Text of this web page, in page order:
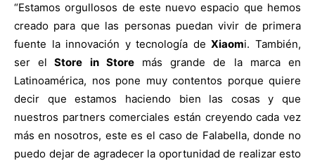
“Estamos orgullosos de este nuevo espacio que hemos
creado para que las personas puedan vivir de primera
fuente la innovación y tecnología deXiaomi. También,
ser el Store in Storemás grande de la marca en
Latinoamérica, nos pone muy contentos porque quiere
decir que estamos haciendo bien las cosas y que
nuestros partners comerciales están creyendo cada vez
más en nosotros, este es el caso de Falabella, donde no
puedo dejar de agradecer la oportunidad de realizar esto